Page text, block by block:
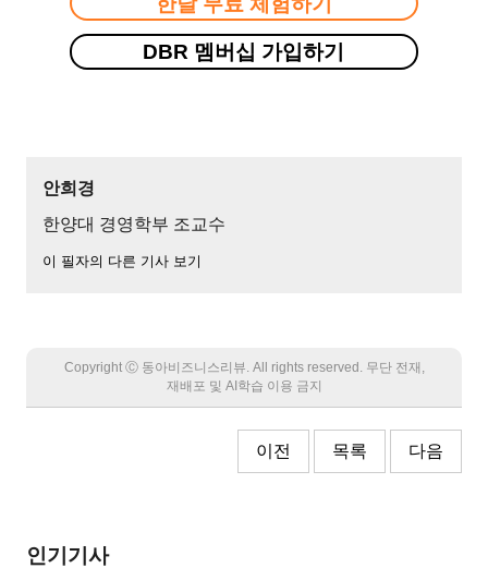
DBR 멤버십 가입하기
안희경
한양대 경영학부 조교수
이 필자의 다른 기사 보기
Copyright Ⓒ 동아비즈니스리뷰. All rights reserved. 무단 전재,
재배포 및 AI학습 이용 금지
이전 목록 다음
인기기사